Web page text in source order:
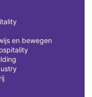
en bewegen